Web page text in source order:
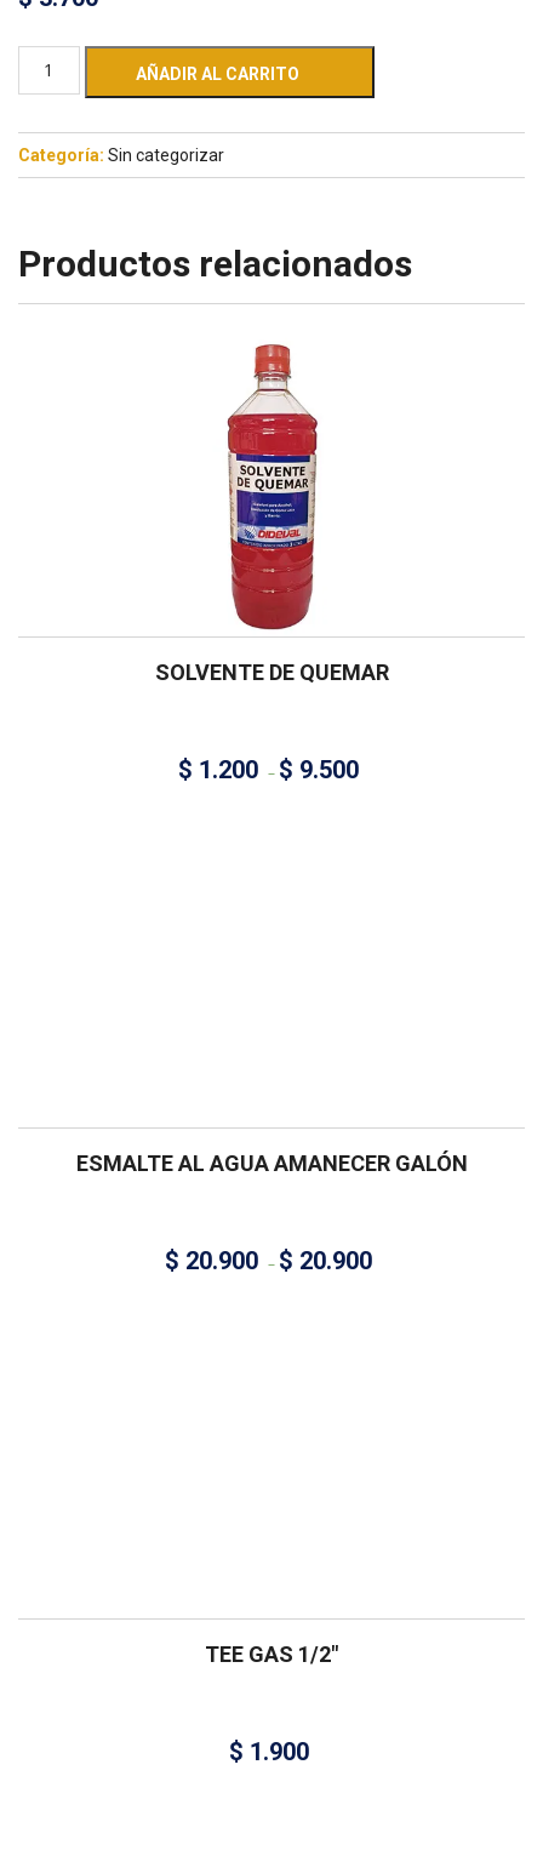
AÑADIR AL CARRITO
Categoría: Sin categorizar
Productos relacionados
SOLVENTE DE QUEMAR
$ 1.200 – $ 9.500
ESMALTE AL AGUA AMANECER GALÓN
$ 20.900 – $ 20.900
TEE GAS 1/2″
$ 1.900